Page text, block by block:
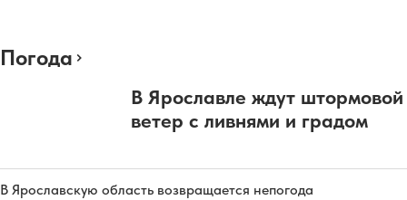
Погода
В Ярославле ждут штормовой
ветер с ливнями и градом
В Ярославскую область возвращается непогода